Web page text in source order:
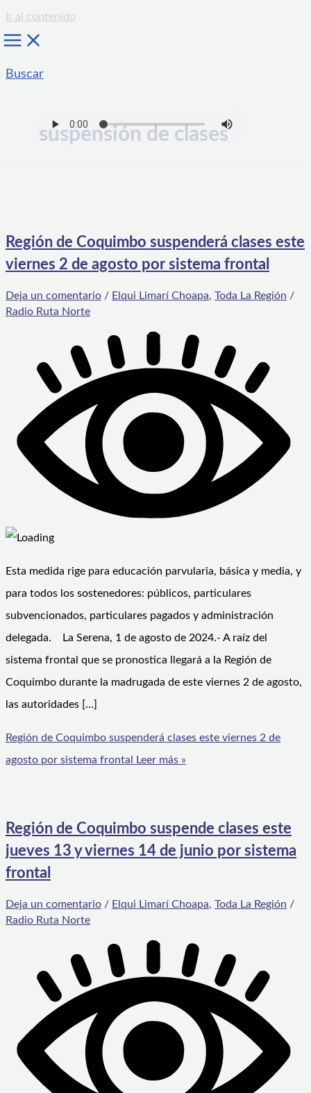
Ir al contenido
Buscar
suspensión de clases
Región de Coquimbo suspenderá clases este
viernes 2 de agosto por sistema frontal
Deja un comentario / Elqui Limarí Choapa, Toda La Región /
Radio Ruta Norte
Esta medida rige para educación parvularia, básica y media, y
para todos los sostenedores: públicos, particulares
subvencionados, particulares pagados y administración
delegada. La Serena, 1 de agosto de 2024.- A raíz del
sistema frontal que se pronostica llegará a la Región de
Coquimbo durante la madrugada de este viernes 2 de agosto,
las autoridades […]
Región de Coquimbo suspenderá clases este viernes 2 de
agosto por sistema frontal
Leer más »
Región de Coquimbo suspende clases este
jueves 13 y viernes 14 de junio por sistema
frontal
Deja un comentario / Elqui Limarí Choapa, Toda La Región /
Radio Ruta Norte